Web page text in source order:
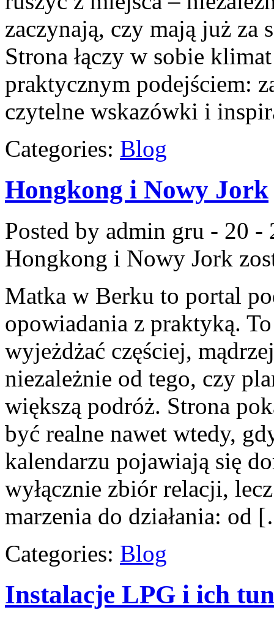
zaczynają, czy mają już za
Strona łączy w sobie
praktycznym podejściem:
czytelne wskazówki i
Categories: Blog
Hongkong i Nowy Jork
Posted by admin gru - 20 -
Hongkong i Nowy Jork
Matka w Berku to portal
opowiadania z praktyką.
wyjeżdżać częściej,
niezależnie od tego, czy
większą podróż. Strona
być realne nawet wtedy,
kalendarzu pojawiają się
wyłącznie zbiór relacji,
marzenia do działania: od
Categories: Blog
Instalacje LPG i ich